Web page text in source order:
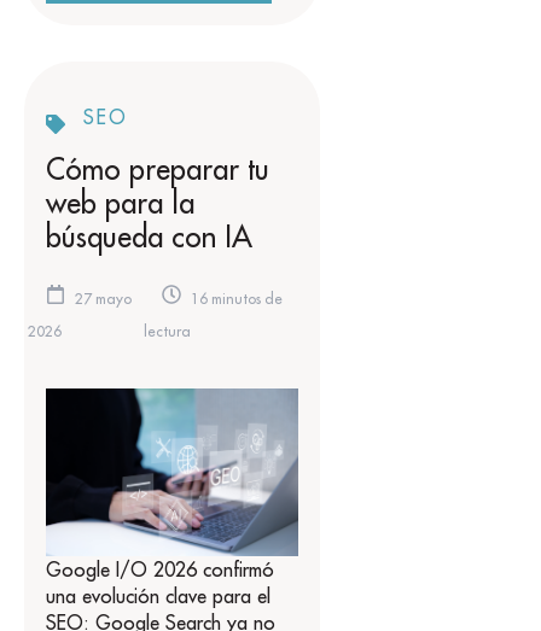
SEO
Cómo preparar tu
web para la
búsqueda con IA
27 mayo
2026
16 minutos de
lectura
Google I/O 2026 confirmó
una evolución clave para el
SEO: Google Search ya no